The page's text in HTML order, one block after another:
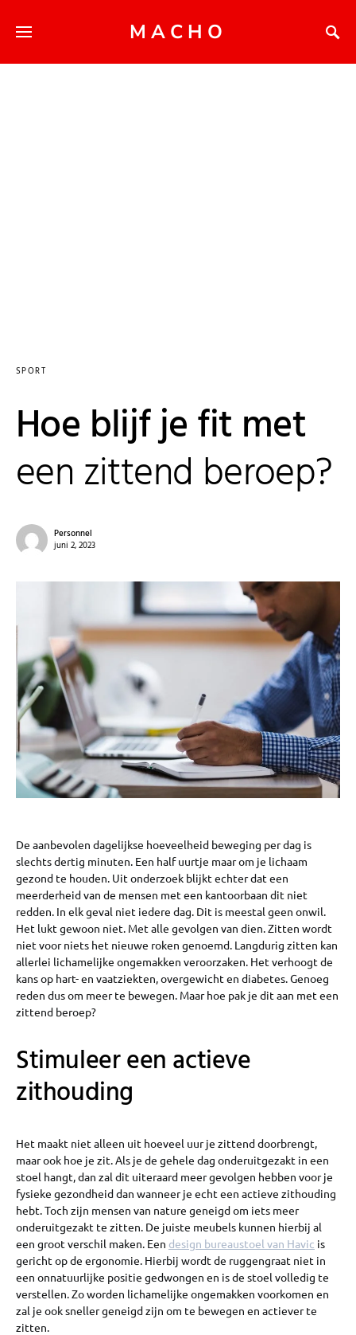
MACHO
SPORT
Hoe blijf je fit met
een zittend beroep?
Personnel
juni 2, 2023
De aanbevolen dagelijkse hoeveelheid beweging per dag is
slechts dertig minuten. Een half uurtje maar om je lichaam
gezond te houden. Uit onderzoek blijkt echter dat een
meerderheid van de mensen met een kantoorbaan dit niet
redden. In elk geval niet iedere dag. Dit is meestal geen onwil.
Het lukt gewoon niet. Met alle gevolgen van dien. Zitten wordt
niet voor niets het nieuwe roken genoemd. Langdurig zitten kan
allerlei lichamelijke ongemakken veroorzaken. Het verhoogt de
kans op hart- en vaatziekten, overgewicht en diabetes. Genoeg
reden dus om meer te bewegen. Maar hoe pak je dit aan met een
zittend beroep?
Stimuleer een actieve
zithouding
Het maakt niet alleen uit hoeveel uur je zittend doorbrengt,
maar ook hoe je zit. Als je de gehele dag onderuitgezakt in een
stoel hangt, dan zal dit uiteraard meer gevolgen hebben voor je
fysieke gezondheid dan wanneer je echt een actieve zithouding
hebt. Toch zijn mensen van nature geneigd om iets meer
onderuitgezakt te zitten. De juiste meubels kunnen hierbij al
een groot verschil maken. Een design bureaustoel van Havic is
gericht op de ergonomie. Hierbij wordt de ruggengraat niet in
een onnatuurlijke positie gedwongen en is de stoel volledig te
verstellen. Zo worden lichamelijke ongemakken voorkomen en
zal je ook sneller geneigd zijn om te bewegen en actiever te
zitten.